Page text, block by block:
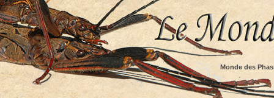
Monde des